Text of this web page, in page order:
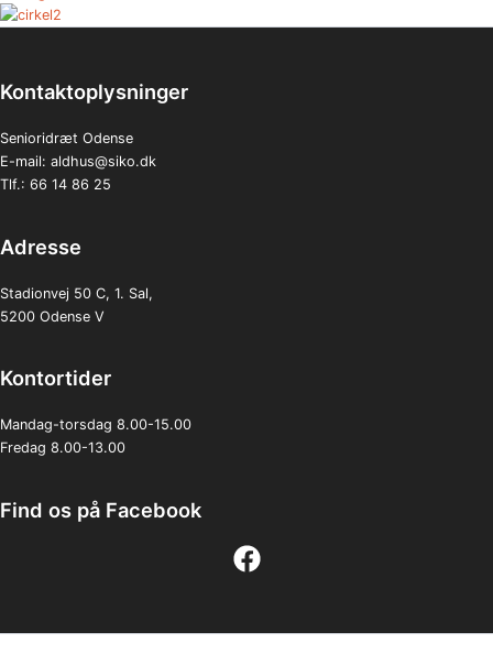
Kontaktoplysninger
Senioridræt Odense
E-mail: aldhus@siko.dk
Tlf.: 66 14 86 25
Adresse
Stadionvej 50 C, 1. Sal,
5200 Odense V
Kontortider
Mandag-torsdag 8.00-15.00
Fredag 8.00-13.00
Find os på Facebook